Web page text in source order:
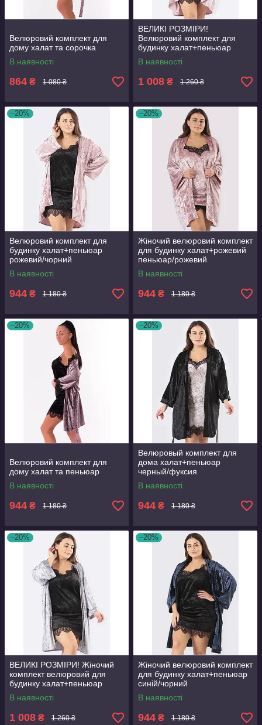
Велюровий комплект для
дому халат та сорочка
В наявності
864 ₴ 1 080 ₴
ВЕЛИКІ РОЗМІРИ!
Велюровий комплект для
будинку халат+пеньюар
рожевий/чорний
В наявності
1 008 ₴ 1 260 ₴
–20%
Велюровий комплект для
будинку халат+пеньюар
рожевий/чорний
В наявності
944 ₴ 1 180 ₴
–20%
Жіночий велюровий комплект
для будинку халат+рожевий
пеньюар/рожевий
В наявності
944 ₴ 1 180 ₴
–20%
Велюровий комплект для
дому халат та пеньюар
В наявності
944 ₴ 1 180 ₴
–20%
Велюровый комплект для
дома халат+пеньюар
черный/фуксия
В наявності
944 ₴ 1 180 ₴
–20%
ВЕЛИКІ РОЗМІРИ! Жіночий
комплект велюровий для
будинку халат+пеньюар
сірий/чорний
В наявності
1 008 ₴ 1 260 ₴
–20%
Жіночий велюровий комплект
для будинку халат+пеньюар
синій/чорний
В наявності
944 ₴ 1 180 ₴